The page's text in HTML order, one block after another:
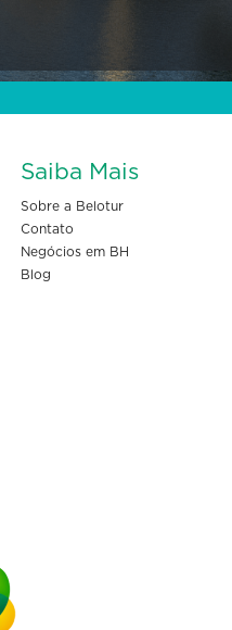
Saiba Mais
Sobre a Belotur
Contato
Negócios em BH
Blog